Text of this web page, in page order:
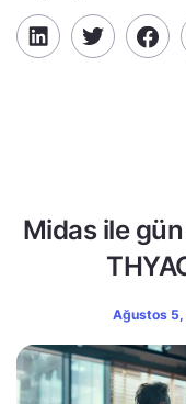
Midas ile gün
Ağustos 5,